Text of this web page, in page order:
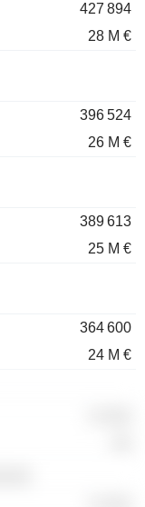
427 894
28 M €
396 524
26 M €
389 613
25 M €
364 600
24 M €